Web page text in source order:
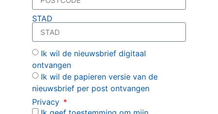
STAD
Ik wil de nieuwsbrief digitaal
ontvangen
Ik wil de papieren versie van de
nieuwsbrief per post ontvangen
Privacy